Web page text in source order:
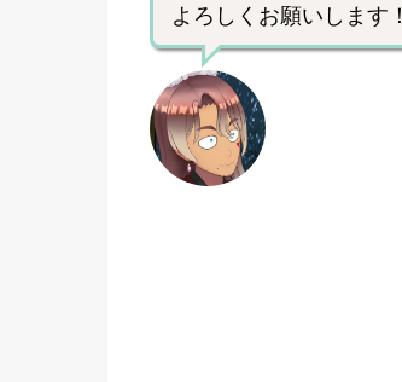
よろしくお願いします！